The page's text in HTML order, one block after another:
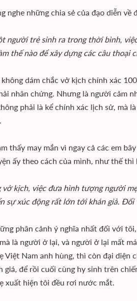
nghe những chia sẻ của đạo diễn
người trẻ sinh ra trong thời bình,
thế nào để xây dựng các câu thoại
không dám chắc vở kịch chính xác
nhân chứng. Nhưng là người cảm
phải là kể chính xác lịch sử, mà
thấy may mắn vì ngay cả các em
ấy theo cách của mình, như thế
vở kịch, việc đưa hình tượng người
sự xúc động rất lớn tới khán giả.
phân cảnh ý nghĩa nhất đối với
là người ở lại, và người ở lại mất
Việt Nam anh hùng, thì còn đại diện
giá, để rồi cuối cùng hy sinh trên
xuất hiện tôi đều rơi nước mắt.